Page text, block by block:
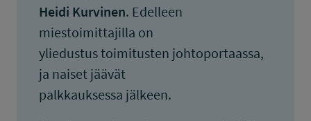
Heidi Kurvinen. Edelleen
miestoimittajilla on
yliedustus toimitusten johtoportaassa,
ja naiset jäävät
palkkauksessa jälkeen.